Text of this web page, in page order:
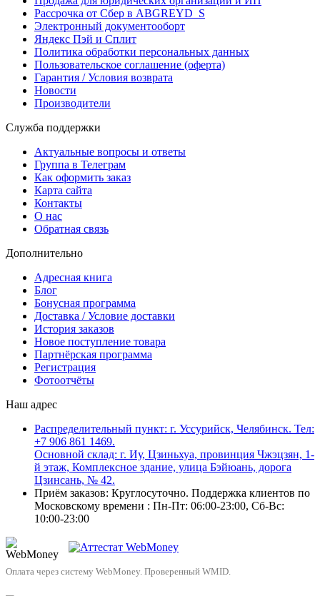
Рассрочка от Сбер в ABGREYD_S
Электронный документооборт
Яндекс Пэй и Сплит
Политика обработки персональных данных
Пользовательское соглашение (оферта)
Гарантия / Условия возврата
Новости
Производители
Служба поддержки
Актуальные вопросы и ответы
Группа в Телеграм
Как оформить заказ
Карта сайта
Контакты
О нас
Обратная связь
Дополнительно
Адресная книга
Блог
Бонусная программа
Доставка / Условие доставки
История заказов
Новое поступление товара
Партнёрская программа
Регистрация
Фотоотчёты
Наш адрес
Распределительный пункт: г. Уссурийск, Челябинск. Тел:
+7 906 861 1469.
Основной склад: г. Иу, Цзиньхуа, провинция Чжэцзян, 1-
й этаж, Комплексное здание, улица Бэйюань, дорога
Цзинсань, № 42.
Приём заказов: Круглосуточно. Поддержка клиентов по
Московскому времени : Пн-Пт: 06:00-23:00, Сб-Вс:
10:00-23:00
Оплата через систему WebMoney. Проверенный WMID.